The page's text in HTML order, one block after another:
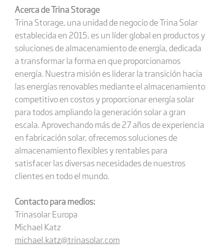
Acerca de Trina Storage
Trina Storage, una unidad de negocio de Trina Solar
establecida en 2015, es un líder global en productos y
soluciones de almacenamiento de energía, dedicada
a transformar la forma en que proporcionamos
energía. Nuestra misión es liderar la transición hacia
las energías renovables mediante el almacenamiento
competitivo en costos y proporcionar energía solar
para todos ampliando la generación solar a gran
escala. Aprovechando más de 27 años de experiencia
en fabricación solar, ofrecemos soluciones de
almacenamiento flexibles y rentables para
satisfacer las diversas necesidades de nuestros
clientes en todo el mundo.
Contacto para medios:
Trinasolar Europa
Michael Katz
michael.katz@trinasolar.com